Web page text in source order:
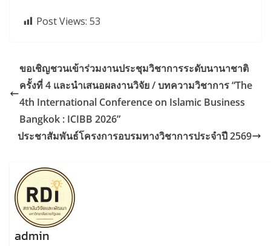
Post Views: 53
ขอเชิญชวนเข้าร่วมงานประชุมวิชาการระดับนานาชาติ
ครั้งที่ 4 และนำเสนอผลงานวิจัย / บทความวิชาการ “The
4th International Conference on Islamic Business
Bangkok : ICIBB 2026”
ประชาสัมพันธ์โครงการอบรมทางวิชาการประจำปี 2569
admin